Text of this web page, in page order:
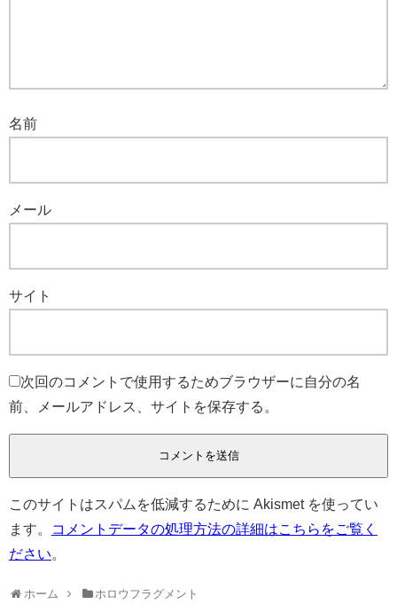
名前
メール
サイト
次回のコメントで使用するためブラウザーに自分の名
前、メールアドレス、サイトを保存する。
このサイトはスパムを低減するために Akismet を使ってい
ます。
コメントデータの処理方法の詳細はこちらをご覧く
ださい。
ホーム ホロウフラグメント